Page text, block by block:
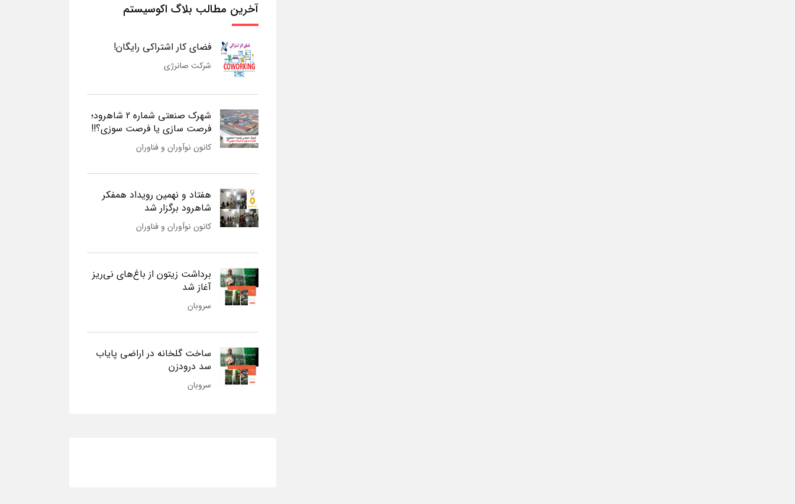
آخرین مطالب بلاگ اکوسیستم
فضای کار اشتراکی رایگان!
شرکت صانرژی
شهرک صنعتی شماره 2 شاهرود؛
فرصت سازی یا فرصت سوزی؟!!
کانون نوآوران و فناوران
هفتاد و نهمین رویداد همفکر
شاهرود برگزار شد
کانون نوآوران و فناوران
برداشت زیتون از باغ‌های نی‌ریز
آغاز شد
سروبان
ساخت گلخانه در اراضی پایاب
سد درودزن
سروبان